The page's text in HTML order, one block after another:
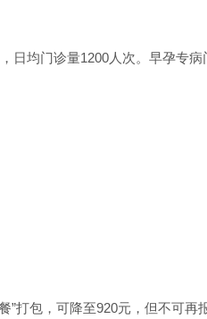
日均门诊量1200人次。早孕专
”打包，可降至920元，但不可再